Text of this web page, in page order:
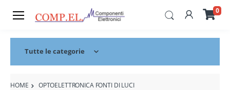
0
Tutte le categorie
HOME
OPTOELETTRONICA FONTI DI LUCI